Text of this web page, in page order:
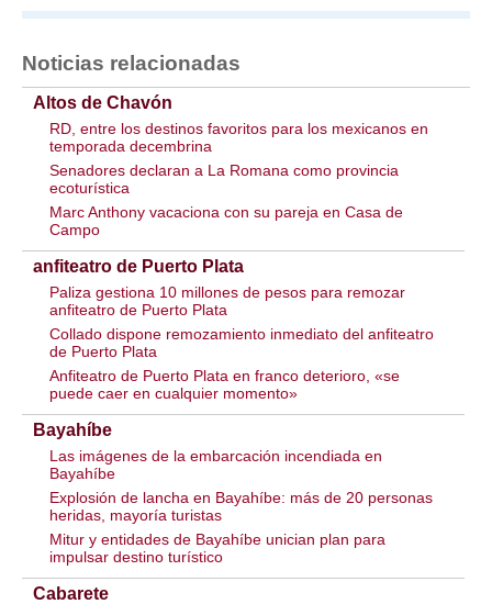
Noticias relacionadas
Altos de Chavón
RD, entre los destinos favoritos para los mexicanos en
temporada decembrina
Senadores declaran a La Romana como provincia
ecoturística
Marc Anthony vacaciona con su pareja en Casa de
Campo
anfiteatro de Puerto Plata
Paliza gestiona 10 millones de pesos para remozar
anfiteatro de Puerto Plata
Collado dispone remozamiento inmediato del anfiteatro
de Puerto Plata
Anfiteatro de Puerto Plata en franco deterioro, «se
puede caer en cualquier momento»
Bayahíbe
Las imágenes de la embarcación incendiada en
Bayahíbe
Explosión de lancha en Bayahíbe: más de 20 personas
heridas, mayoría turistas
Mitur y entidades de Bayahíbe unician plan para
impulsar destino turístico
Cabarete